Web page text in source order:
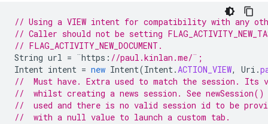
// Using a VIEW intent for compatibility with any
// Caller should not be setting
// FLAG_ACTIVITY_NEW_DOCUMENT.
String url = ¨https : //paul.kinlan.me/¨;
Intent intent = new Intent(Intent.ACTION_VIEW, Uri .
//  Must have. Extra used to match the session. Its
//  whilst creating a news session. See
//  used and there is no valid session id to be
//  with a null value to launch a custom tab.